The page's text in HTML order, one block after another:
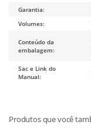
Garantia:
Volumes:
Conteúdo da
embalagem:
Sac e Link do
Manual: